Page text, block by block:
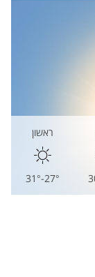
ראשון
27°-31°